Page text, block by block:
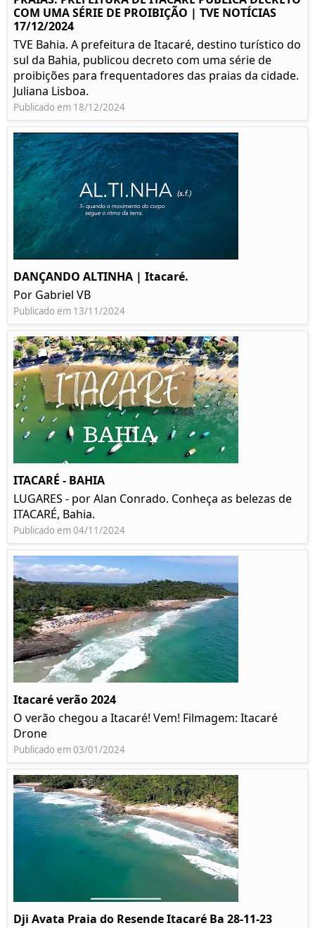
COM UMA SÉRIE DE PROIBIÇÃO | TVE NOTÍCIAS
17/12/2024
TVE Bahia. A prefeitura de Itacaré, destino turístico do
sul da Bahia, publicou decreto com uma série de
proibições para frequentadores das praias da cidade.
Juliana Lisboa.
Publicado em 18/12/2024
DANÇANDO ALTINHA | Itacaré.
Por Gabriel VB
Publicado em 13/11/2024
ITACARÉ - BAHIA
LUGARES - por Alan Conrado. Conheça as belezas de
ITACARÉ, Bahia.
Publicado em 04/11/2024
Itacaré verão 2024
O verão chegou a Itacaré! Vem! Filmagem: Itacaré
Drone
Publicado em 03/01/2024
Dji Avata Praia do Resende Itacaré Ba 28-11-23